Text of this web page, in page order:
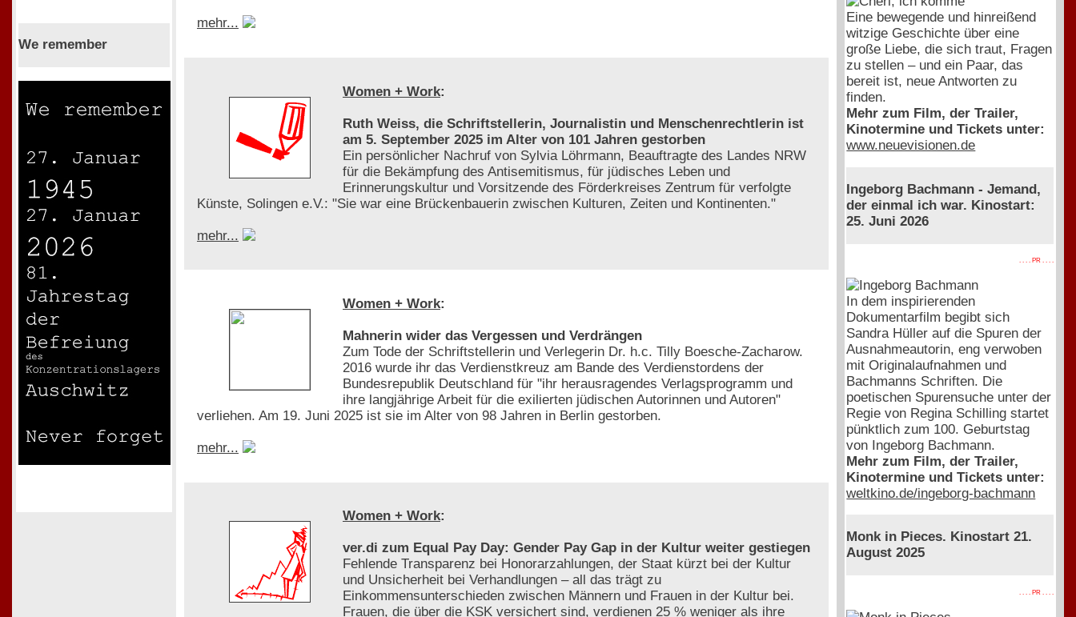
We remember
mehr...
Women + Work:
Ruth Weiss, die Schriftstellerin, Journalistin und Menschenrechtlerin ist
am 5. September 2025 im Alter von 101 Jahren gestorben
Ein persönlicher Nachruf von Sylvia Löhrmann, Beauftragte des Landes NRW
für die Bekämpfung des Antisemitismus, für jüdisches Leben und
Erinnerungskultur und Vorsitzende des Förderkreises Zentrum für verfolgte
Künste, Solingen e.V.: "Sie war eine Brückenbauerin zwischen Kulturen, Zeiten und Kontinenten."
mehr...
Women + Work:
Mahnerin wider das Vergessen und Verdrängen
Zum Tode der Schriftstellerin und Verlegerin Dr. h.c. Tilly Boesche-Zacharow.
2016 wurde ihr das Verdienstkreuz am Bande des Verdienstordens der
Bundesrepublik Deutschland für "ihr herausragendes Verlagsprogramm und
ihre langjährige Arbeit für die exilierten jüdischen Autorinnen und Autoren"
verliehen. Am 19. Juni 2025 ist sie im Alter von 98 Jahren in Berlin gestorben.
mehr...
Women + Work:
ver.di zum Equal Pay Day: Gender Pay Gap in der Kultur weiter gestiegen
Fehlende Transparenz bei Honorarzahlungen, der Staat kürzt bei der Kultur
und Unsicherheit bei Verhandlungen – all das trägt zu
Einkommensunterschieden zwischen Männern und Frauen in der Kultur bei.
Frauen, die über die KSK versichert sind, verdienen 25 % weniger als ihre
Eine bewegende und hinreißend
witzige Geschichte über eine
große Liebe, die sich traut, Fragen
zu stellen – und ein Paar, das
bereit ist, neue Antworten zu
finden.
Mehr zum Film, der Trailer,
Kinotermine und Tickets unter:
www.neuevisionen.de
Ingeborg Bachmann - Jemand,
der einmal ich war. Kinostart:
25. Juni 2026
. . . . PR . . . .
In dem inspirierenden
Dokumentarfilm begibt sich
Sandra Hüller auf die Spuren der
Ausnahmeautorin, eng verwoben
mit Originalaufnahmen und
Bachmanns Schriften. Die
poetischen Spurensuche unter der
Regie von Regina Schilling startet
pünktlich zum 100. Geburtstag
von Ingeborg Bachmann.
Mehr zum Film, der Trailer,
Kinotermine und Tickets unter:
weltkino.de/ingeborg-bachmann
Monk in Pieces. Kinostart 21.
August 2025
. . . . PR . . . .